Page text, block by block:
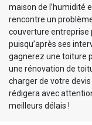
maison de l’humidité
rencontre un
couverture entreprise
puisqu’après ses
gagnerez une toiture
une rénovation de
charger de votre
rédigera avec
meilleurs délais !